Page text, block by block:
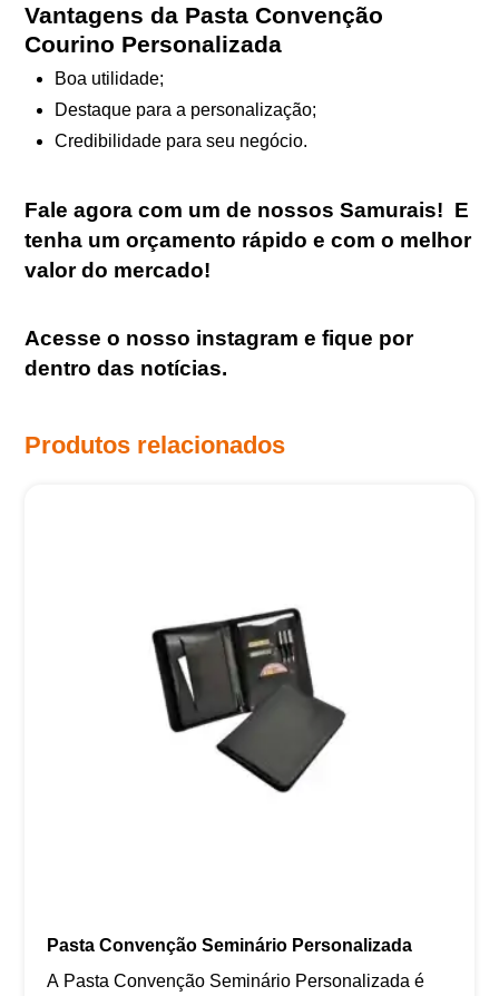
Vantagens da Pasta Convenção
Courino Personalizada
Boa utilidade;
Destaque para a personalização;
Credibilidade para seu negócio.
Fale agora com um de nossos Samurais! E
tenha um orçamento rápido e com o melhor
valor do mercado!
Acesse o nosso instagram e fique por
dentro das notícias.
Produtos relacionados
Pasta Convenção Seminário Personalizada
A Pasta Convenção Seminário Personalizada é